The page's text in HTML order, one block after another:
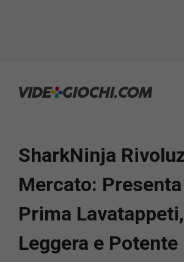
SharkNinja
Mercato:
Prima Lavatappeti,
Leggera e Potente